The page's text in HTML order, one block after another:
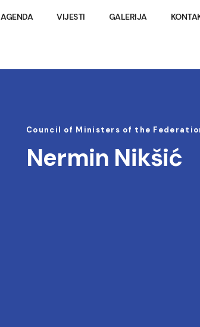
AGENDA VIJESTI GALERIJA
Council of Ministers of the
Nermin Nikšić